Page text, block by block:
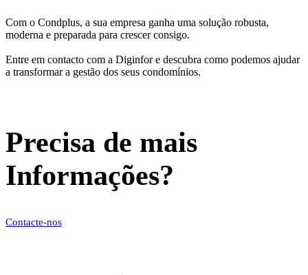
Com o Condplus, a sua empresa ganha uma solução robusta,
moderna e preparada para crescer consigo.
Entre em contacto com a Diginfor e descubra como podemos ajudar
a transformar a gestão dos seus condomínios.
Precisa de mais
Informações?
Contacte-nos